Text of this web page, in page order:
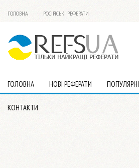
ГОЛОВНА РОСІЙСЬКІ РЕФЕРАТИ
ГОЛОВНА НОВІ РЕФЕРАТИ ПОПУЛЯРНІ
КОНТАКТИ